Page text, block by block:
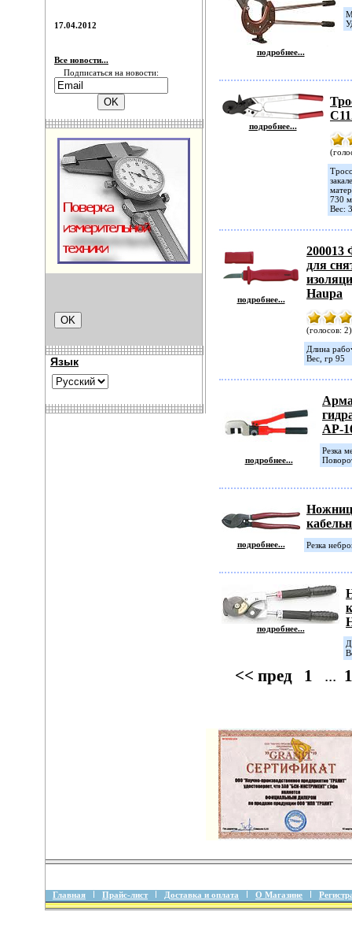
17.04.2012
Все новости...
Подписаться на новости:
Язык
подробнее...
подробнее...
730
Вес:
подробнее...
200013
для
Haupa
(голосов: 2)
Длина
Вес, гр 95
подробнее...
АР-
Резка
подробнее... Резка
подробнее...
<< пред 1 ...
Главная Прайс-лист Доставка и оплата О Магазине